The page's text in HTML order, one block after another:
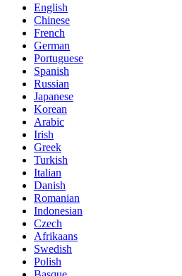
English
Chinese
French
German
Portuguese
Spanish
Russian
Japanese
Korean
Arabic
Irish
Greek
Turkish
Italian
Danish
Romanian
Indonesian
Czech
Afrikaans
Swedish
Polish